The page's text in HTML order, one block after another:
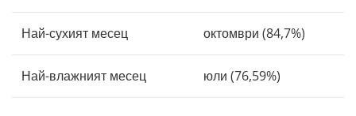
Най-сухият месец октомври (84,7%)
Най-влажният месец юли (76,59%)